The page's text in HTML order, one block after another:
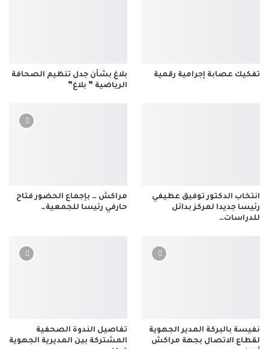
تفكيك عصابة إجرامية رقمية
بلاغ بشأن جدل تنظيم الصحافة
الرياضية ” بلاغ”
انتخاب الدكتور توفيق عطيفي
رئيسا جديدا لمركز بدائل
للدراسات…
مراكش … بإجماع الحضور فتاح
حارفي رئيسا للجمعية…
نفيسة بالبركة المدير الجهوية
لقطاع الاتصال بجهة مراكش
تفاصيل الندوة الصحفية
المشتركة بين المديرية الجهوية